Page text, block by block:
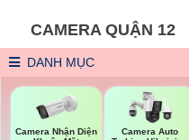
CAMERA QUẬN 12
DANH MỤC
Camera Nhận Diện
Camera Auto